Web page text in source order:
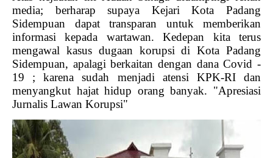
media; berharap supaya Kejari Kota Padang
Sidempuan dapat transparan untuk memberikan
informasi kepada wartawan. Kedepan kita terus
mengawal kasus dugaan korupsi di Kota Padang
Sidempuan, apalagi berkaitan dengan dana Covid -
19 ; karena sudah menjadi atensi KPK-RI dan
menyangkut hajat hidup orang banyak. "Apresiasi
Jurnalis Lawan Korupsi"